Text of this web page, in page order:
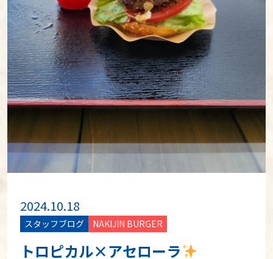
2024.10.18
スタッフブログ NAKIJIN BURGER
トロピカル×アセローラ